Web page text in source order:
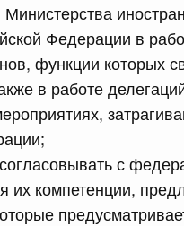
Министерства
Федерации в
функции которых
в работе
с
их компетенции,
Федерации от
Российской
июля, вторник
Федерации от
Российской